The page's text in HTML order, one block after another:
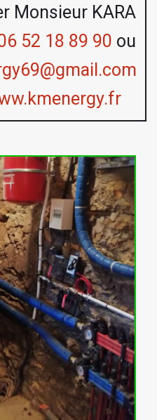
Monsieur KARA
52 18 89 90 ou